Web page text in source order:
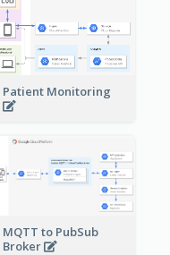
Patient Monitoring
MQTT to PubSub
Broker